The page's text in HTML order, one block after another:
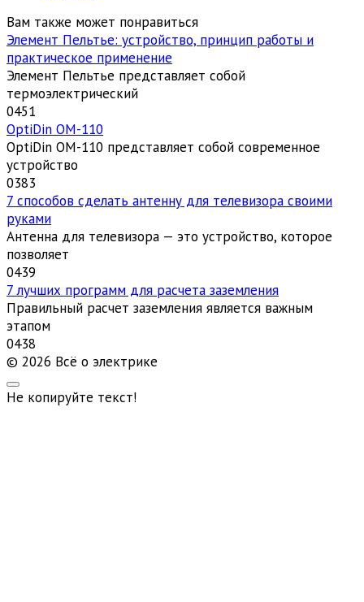
Вам также может понравиться
Элемент Пельтье: устройство, принцип работы и
практическое применение
Элемент Пельтье представляет собой
термоэлектрический
0451
OptiDin ОМ-110
OptiDin ОМ-110 представляет собой современное
устройство
0383
7 способов сделать антенну для телевизора своими
руками
Антенна для телевизора — это устройство, которое
позволяет
0439
7 лучших программ для расчета заземления
Правильный расчет заземления является важным
этапом
0438
© 2026 Всё о электрике
Не копируйте текст!